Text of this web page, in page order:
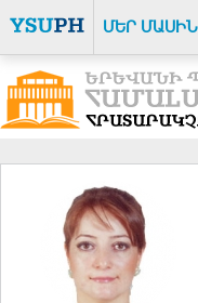
ՄԵՐ ՄԱՍԻՆ